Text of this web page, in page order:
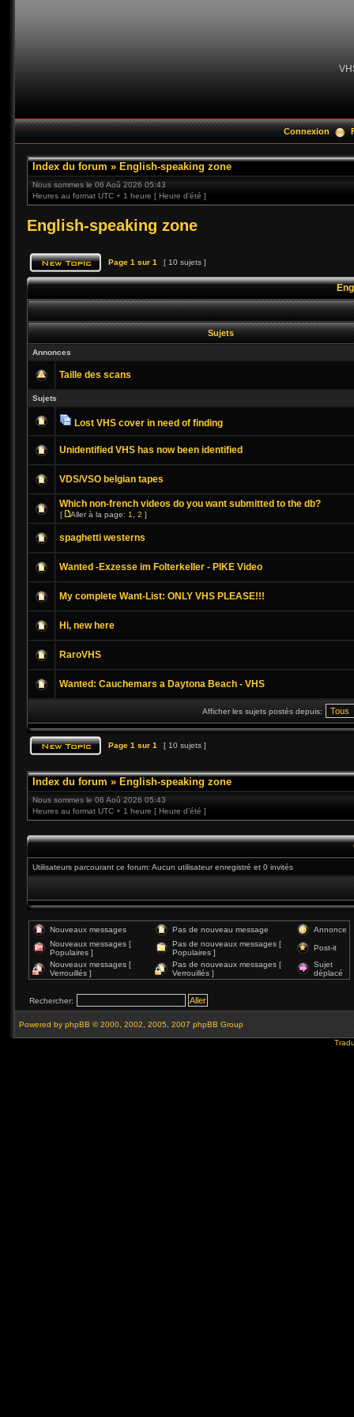
Connexion
Index du forum » English-speaking zone
Nous sommes le 06 Aoû 2026 05:43
Heures au format UTC + 1 heure [ Heure d’été ]
English-speaking zone
Page 1 sur 1 [ 10 sujets ]
Sujets
Annonces
Taille des scans
Sujets
Lost VHS cover in need of finding
Unidentified VHS has now been identified
VDS/VSO belgian tapes
Which non-french videos do you want submitted to the db?
[ Aller à la page: 1 2 ]
spaghetti westerns
Wanted -Exzesse im Folterkeller - PIKE Video
My complete Want-List: ONLY VHS PLEASE!!!
Hi, new here
RaroVHS
Wanted: Cauchemars a Daytona Beach - VHS
Afficher les sujets postés depuis:
Page 1 sur 1 [ 10 sujets ]
Index du forum » English-speaking zone
Nous sommes le 06 Aoû 2026 05:43
Heures au format UTC + 1 heure [ Heure d’été ]
Utilisateurs parcourant ce forum: Aucun utilisateur enregistré et 0 invités
Nouveaux messages Pas de nouveau message
Annonce
Nouveaux messages [
Populaires ]
Pas de nouveaux messages [
Populaires ]
Post-it
Nouveaux messages [
Verrouillés ]
Pas de nouveaux messages [
Verrouillés ]
Sujet
déplacé
Rechercher:
Powered by phpBB © 2000, 2002, 2005, 2007 phpBB Group